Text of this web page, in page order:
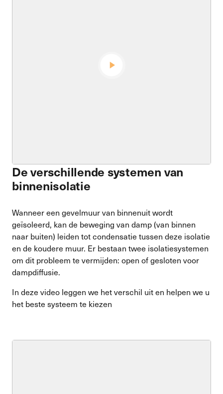
De verschillende systemen van
binnenisolatie
Wanneer een gevelmuur van binnenuit wordt
geïsoleerd, kan de beweging van damp (van binnen
naar buiten) leiden tot condensatie tussen deze isolatie
en de koudere muur. Er bestaan twee isolatiesystemen
om dit probleem te vermijden: open of gesloten voor
dampdiffusie.
In deze video leggen we het verschil uit en helpen we u
het beste systeem te kiezen